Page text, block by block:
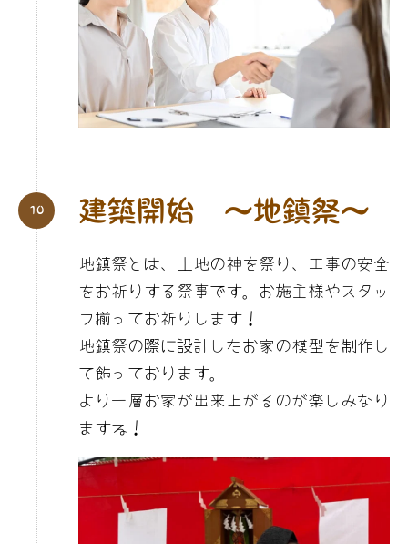
建築開始 〜地鎮祭〜
地鎮祭とは、土地の神を祭り、工事の安全
をお祈りする祭事です。お施主様やスタッ
フ揃ってお祈りします！
地鎮祭の際に設計したお家の模型を制作し
て飾っております。
より一層お家が出来上がるのが楽しみなり
ますね！